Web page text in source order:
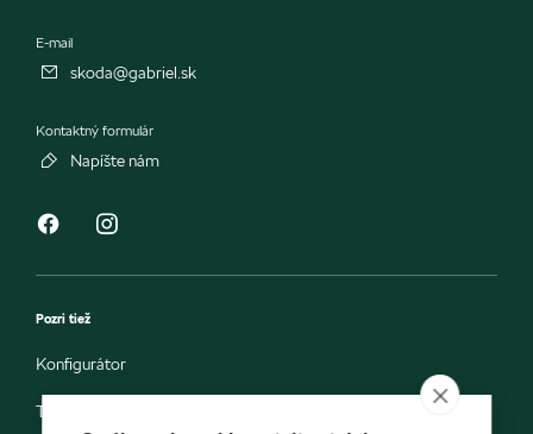
E-mail
skoda@gabriel.sk
Kontaktný formulár
Napíšte nám
Pozri tiež
Konfigurátor
Testovacia jazda